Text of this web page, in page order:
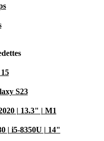
S23
| 13.3" | M1
| i5-8350U | 14"